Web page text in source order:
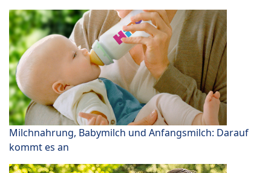
Milchnahrung, Babymilch und Anfangsmilch: Darauf
kommt es an